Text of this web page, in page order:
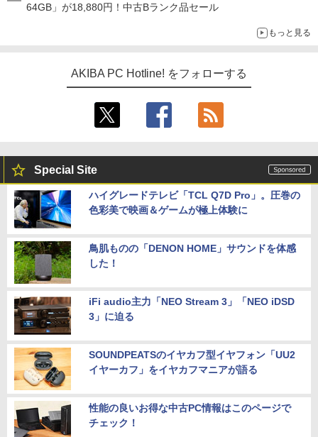
64GB」が18,880円！中古Bランク品セール
もっと見る
AKIBA PC Hotline! をフォローする
Special Site
ハイグレードテレビ「TCL Q7D Pro」。圧巻の
色彩美で映画＆ゲームが極上体験に
鳥肌ものの「DENON HOME」サウンドを体感
した！
iFi audio主力「NEO Stream 3」「NEO iDSD
3」に迫る
SOUNDPEATSのイヤカフ型イヤフォン「UU2
イヤーカフ」をイヤカフマニアが語る
性能の良いお得な中古PC情報はこのページで
チェック！